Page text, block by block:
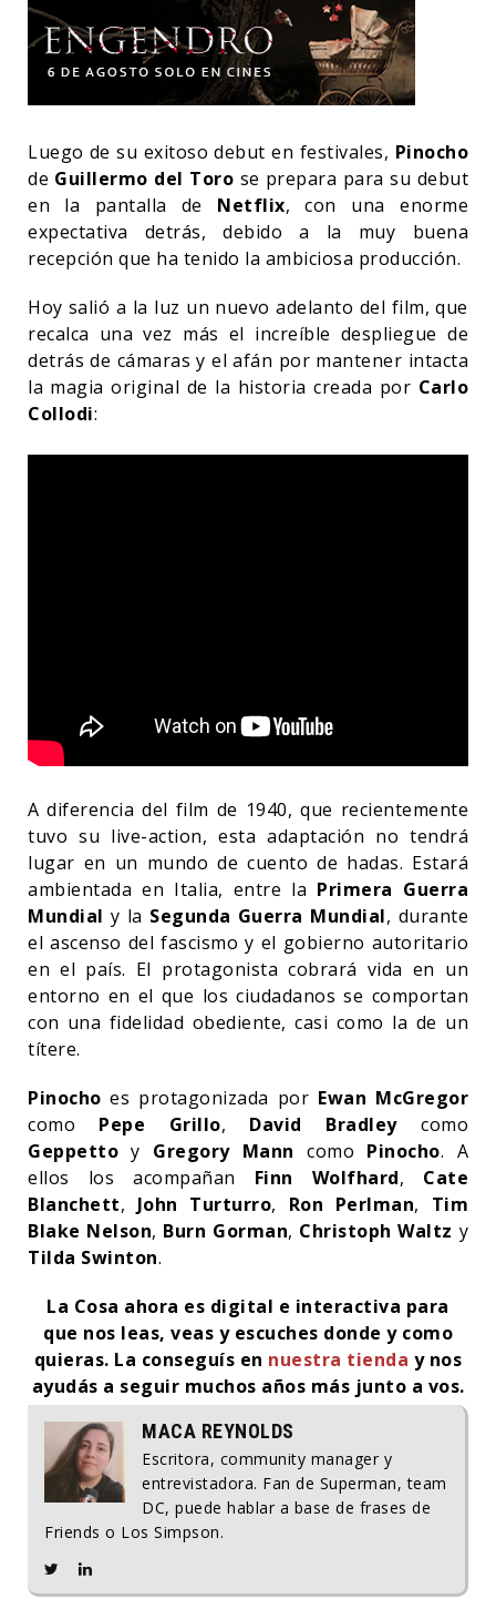
Luego de su exitoso debut en festivales, Pinocho
de Guillermo del Toro se prepara para su debut
en la pantalla de Netflix, con una enorme
expectativa detrás, debido a la muy buena
recepción que ha tenido la ambiciosa producción.
Hoy salió a la luz un nuevo adelanto del film, que
recalca una vez más el increíble despliegue de
detrás de cámaras y el afán por mantener intacta
la magia original de la historia creada por Carlo
Collodi:
A diferencia del film de 1940, que recientemente
tuvo su live-action, esta adaptación no tendrá
lugar en un mundo de cuento de hadas. Estará
ambientada en Italia, entre la Primera Guerra
Mundial y la Segunda Guerra Mundial, durante
el ascenso del fascismo y el gobierno autoritario
en el país. El protagonista cobrará vida en un
entorno en el que los ciudadanos se comportan
con una fidelidad obediente, casi como la de un
títere.
Pinochoes protagonizada por Ewan McGregor
como Pepe Grillo, David Bradleycomo
Geppettoy Gregory Mann como Pinocho. A
ellos los acompañan Finn Wolfhard, Cate
Blanchett, John Turturro, Ron Perlman, Tim
Blake Nelson, Burn Gorman, Christoph Waltz y
Tilda Swinton.
La Cosa ahora es digital e interactiva para
que nos leas, veas y escuches donde y como
quieras. La conseguís en nuestra tienda y nos
ayudás a seguir muchos años más junto a vos.
MACA REYNOLDS
Escritora, community manager y
entrevistadora. Fan de Superman, team
DC, puede hablar a base de frases de
Friends o Los Simpson.